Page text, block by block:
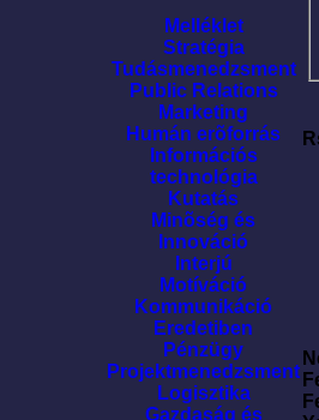
Melléklet
Stratégia
Tudásmenedzsment
Public Relations
Marketing
Humán erõforrás
Információs
technológia
Kutatás
Minõség és
Innováció
Interjú
Motíváció
Kommunikáció
Eredetiben
Pénzügy
Projektmenedzsment
Logisztika
Gazdaság és